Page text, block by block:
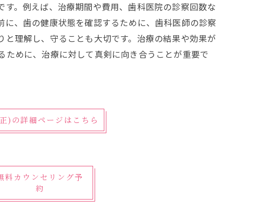
。例えば、治療期間や費用、歯科医院の診察回数な
、歯の健康状態を確認するために、歯科医師の診察
理解し、守ることも大切です。治療の結果や効果が
めに、治療に対して真剣に向き合うことが重要で
)の詳細ページはこちら
料カウンセリング予
約